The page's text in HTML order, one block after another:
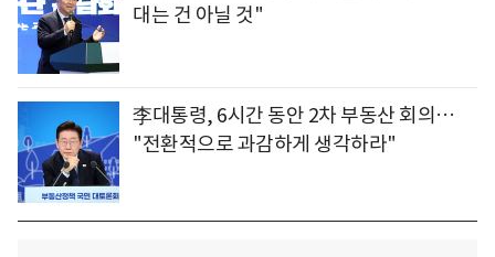
대는 건 아닐 것"
李대통령, 6시간 동안 2차 부동산 회의…
"전환적으로 과감하게 생각하라"